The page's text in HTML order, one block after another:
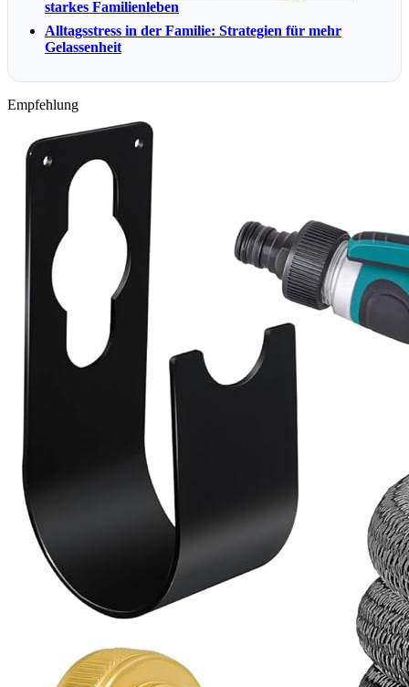
starkes Familienleben
Alltagsstress in der Familie: Strategien für mehr
Gelassenheit
Empfehlung